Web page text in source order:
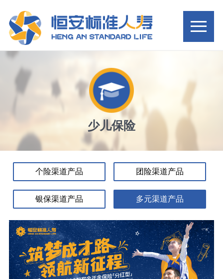
少儿保险
个险渠道产品 团险渠道产品
银保渠道产品 多元渠道产品